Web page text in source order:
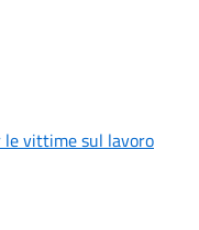
le vittime sul lavoro